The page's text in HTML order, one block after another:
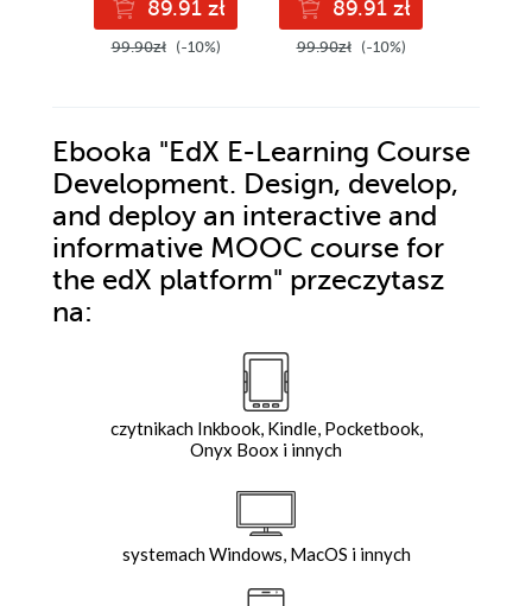
89.91 zł
99.90zł (-10%)
89.91 zł
99.90zł (-10%)
Ebooka "EdX E-Learning Course
Development. Design, develop,
and deploy an interactive and
informative MOOC course for
the edX platform" przeczytasz
na:
czytnikach Inkbook, Kindle, Pocketbook,
Onyx Boox i innych
systemach Windows, MacOS i innych